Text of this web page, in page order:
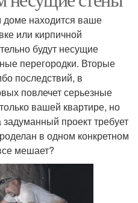
доме находится ваше
или кирпичной
будут несущие
перегородки. Вторые
последствий, в
повлечет серьезные
вашей квартире, но
проект требует
в одном конкретном
мешает?